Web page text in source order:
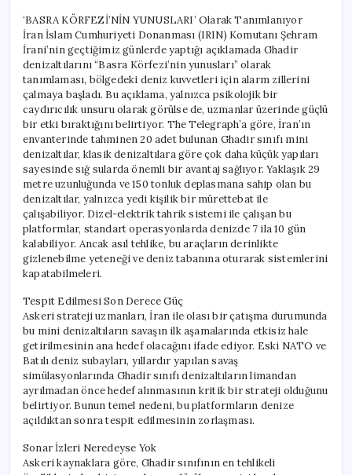
‘BASRA KÖRFEZİ’NİN YUNUSLARI’ Olarak Tanımlanıyor
İran İslam Cumhuriyeti Donanması (IRIN) Komutanı Şehram
İrani’nin geçtiğimiz günlerde yaptığı açıklamada Ghadir
denizaltılarını “Basra Körfezi’nin yunusları” olarak
tanımlaması, bölgedeki deniz kuvvetleri için alarm zillerini
çalmaya başladı. Bu açıklama, yalnızca psikolojik bir
caydırıcılık unsuru olarak görülse de, uzmanlar üzerinde güçlü
bir etki bıraktığını belirtiyor. The Telegraph’a göre, İran’ın
envanterinde tahminen 20 adet bulunan Ghadir sınıfı mini
denizaltılar, klasik denizaltılara göre çok daha küçük yapıları
sayesinde sığ sularda önemli bir avantaj sağlıyor. Yaklaşık 29
metre uzunluğunda ve 150 tonluk deplasmana sahip olan bu
denizaltılar, yalnızca yedi kişilik bir mürettebat ile
çalışabiliyor. Dizel-elektrik tahrik sistemi ile çalışan bu
platformlar, standart operasyonlarda denizde 7 ila 10 gün
kalabiliyor. Ancak asıl tehlike, bu araçların derinlikte
gizlenebilme yeteneği ve deniz tabanına oturarak sistemlerini
kapatabilmeleri.
Tespit Edilmesi Son Derece Güç
Askeri strateji uzmanları, İran ile olası bir çatışma durumunda
bu mini denizaltıların savaşın ilk aşamalarında etkisiz hale
getirilmesinin ana hedef olacağını ifade ediyor. Eski NATO ve
Batılı deniz subayları, yıllardır yapılan savaş
simülasyonlarında Ghadir sınıfı denizaltıların limandan
ayrılmadan önce hedef alınmasının kritik bir strateji olduğunu
belirtiyor. Bunun temel nedeni, bu platformların denize
açıldıktan sonra tespit edilmesinin zorlaşması.
Sonar İzleri Neredeyse Yok
Askeri kaynaklara göre, Ghadir sınıfının en tehlikeli